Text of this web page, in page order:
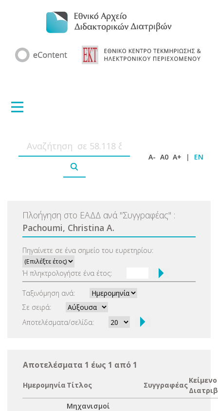
A- A0 A+ | EN
Πλοήγηση στο ΕΑΔΔ ανά "Συγγραφέας" :
Pachoumi, Christina A.
Πηγαίνετε σε ένα σημείο του ευρετηρίου:
Ή πληκτρολογήστε ένα έτος:
Ταξινόμηση ανά:
Σε σειρά:
Αποτελέσματα/σελίδα:
Αποτελέσματα 1 έως 1 από 1
Ημερομηνία Τίτλος Συγγραφέας
Κείμενο
Μηχανισμοί